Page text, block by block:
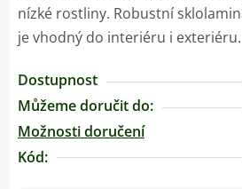
nízké rostliny. Robustní
je vhodný do interiéru i exteriéru.
Dostupnost
Můžeme doručit do:
Možnosti doručení
Kód: